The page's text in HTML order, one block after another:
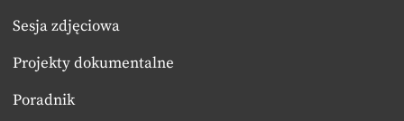
Sesja zdjęciowa
Projekty dokumentalne
Poradnik